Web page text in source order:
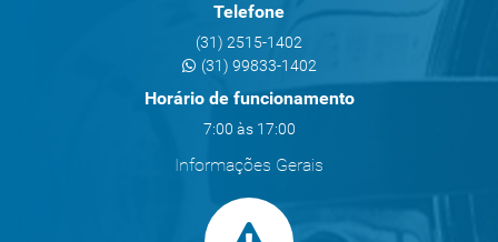
Telefone
(31) 2515-1402
(31) 99833-1402
Horário de funcionamento
7:00 às 17:00
Informações Gerais